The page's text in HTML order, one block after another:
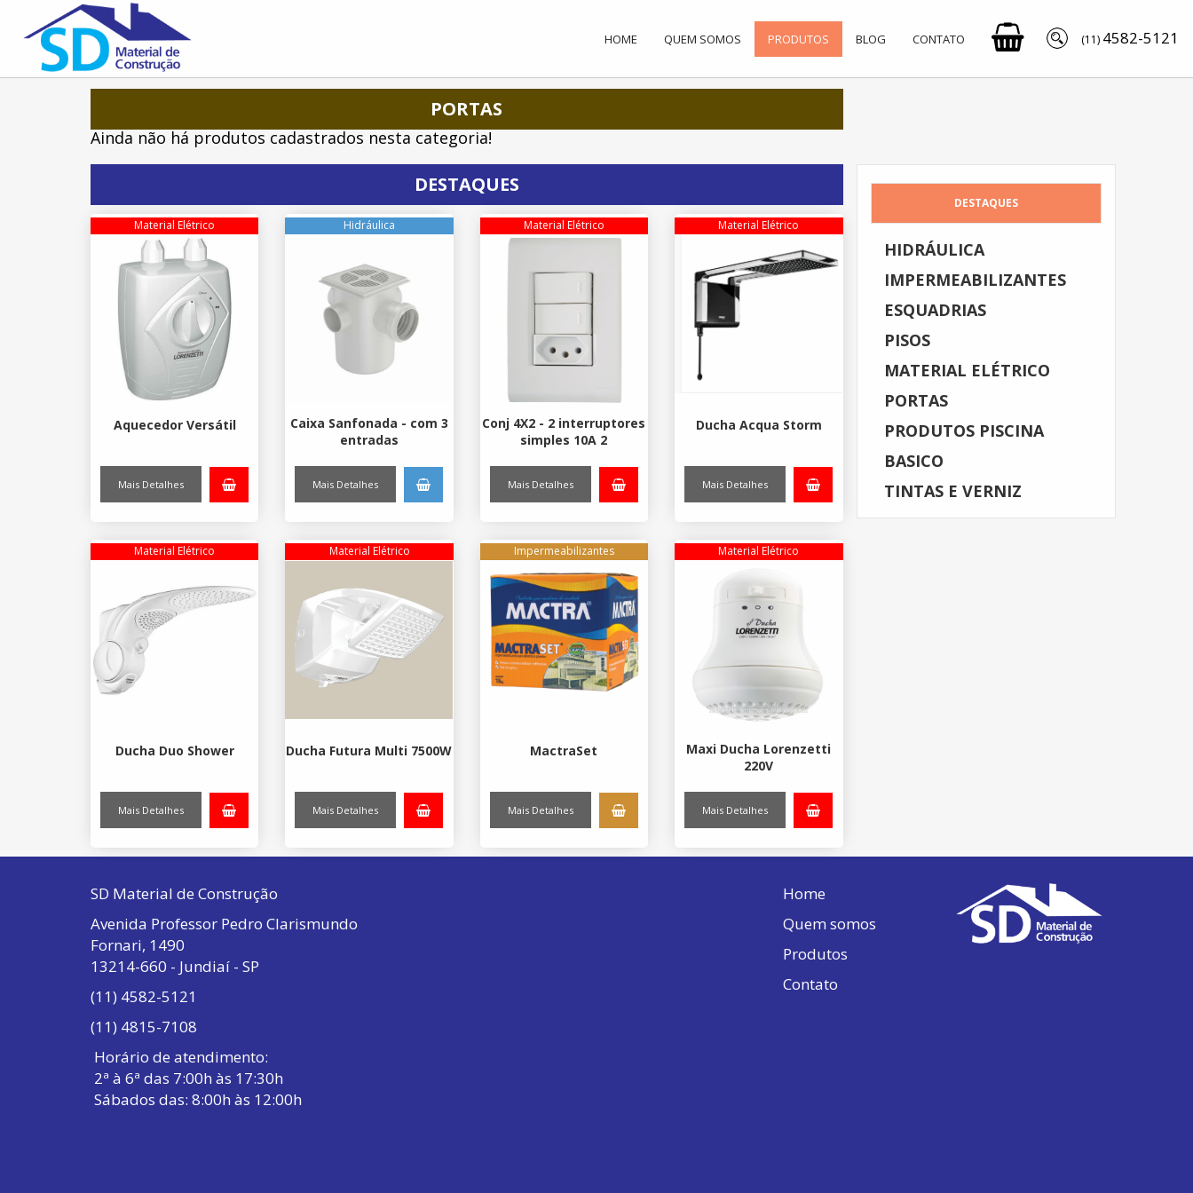
HOME QUEM SOMOS PRODUTOS BLOG CONTATO (11) 4582-5121
PORTAS
Ainda não há produtos cadastrados nesta categoria!
DESTAQUES
Material Elétrico
Aquecedor Versátil
Mais Detalhes
Hidráulica
Caixa Sanfonada - com 3
entradas
Mais Detalhes
Material Elétrico
Conj 4X2 - 2 interruptores
simples 10A 2
Mais Detalhes
Material Elétrico
Ducha Acqua Storm
Mais Detalhes
Material Elétrico
Ducha Duo Shower
Mais Detalhes
Material Elétrico
Ducha Futura Multi 7500W
Mais Detalhes
Impermeabilizantes
MactraSet
Mais Detalhes
Material Elétrico
Maxi Ducha Lorenzetti
220V
Mais Detalhes
DESTAQUES
HIDRÁULICA
IMPERMEABILIZANTES
ESQUADRIAS
PISOS
MATERIAL ELÉTRICO
PORTAS
PRODUTOS PISCINA
BASICO
TINTAS E VERNIZ
SD Material de Construção
Avenida Professor Pedro Clarismundo
Fornari, 1490
13214-660 - Jundiaí - SP
(11) 4582-5121
(11) 4815-7108
Horário de atendimento:
2ª à 6ª das 7:00h às 17:30h
Sábados das: 8:00h às 12:00h
Home
Quem somos
Produtos
Contato